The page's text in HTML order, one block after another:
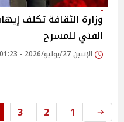
وزارة الثقافة تكلف
الفني للمسرح
الإثنين 27/يوليو/2026 - 01:23 ص
1
2
3